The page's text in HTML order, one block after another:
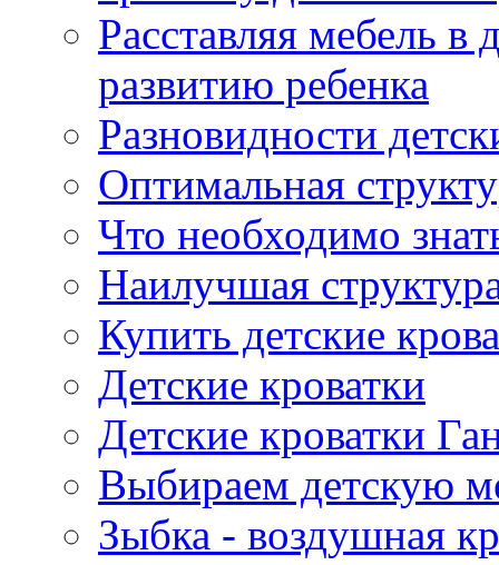
Расставляя мебель в
развитию ребенка
Разновидности
Оптимальная
Что необходимо
Наилучшая
Купить детские
Детские кроватки
Детские кроватки
Выбираем детскую
Зыбка - воздушная